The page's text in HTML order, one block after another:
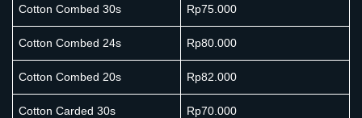
Cotton Combed 30s Rp75.000
Cotton Combed 24s Rp80.000
Cotton Combed 20s Rp82.000
Cotton Carded 30s Rp70.000